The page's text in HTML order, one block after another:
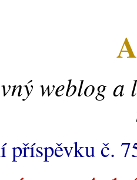
weblog a
příspěvku č.